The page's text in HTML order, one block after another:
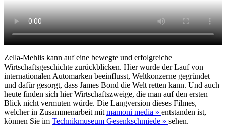
Zella-Mehlis kann auf eine bewegte und erfolgreiche
Wirtschaftsgeschichte zurückblicken. Hier wurde der Lauf von
internationalen Automarken beeinflusst, Weltkonzerne gegründet
und dafür gesorgt, dass James Bond die Welt retten kann. Und auch
heute finden sich hier Wirtschaftszweige, die man auf den ersten
Blick nicht vermuten würde. Die Langversion dieses Filmes,
welcher in Zusammenarbeit mit mamoni media » entstanden ist,
können Sie im Technikmuseum Gesenkschmiede » sehen.